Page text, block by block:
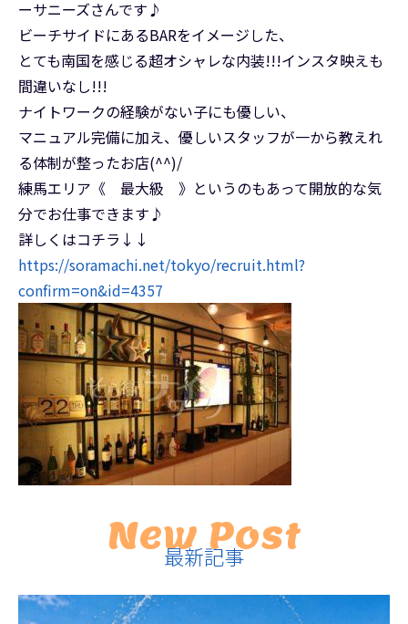
ーサニーズさんです♪
ビーチサイドにあるBARをイメージした、
とても南国を感じる超オシャレな内装!!!インスタ映えも
間違いなし!!!
ナイトワークの経験がない子にも優しい、
マニュアル完備に加え、優しいスタッフが一から教えれ
る体制が整ったお店(^^)/
練馬エリア《 最大級 》というのもあって開放的な気
分でお仕事できます♪
詳しくはコチラ↓↓
https://soramachi.net/tokyo/recruit.html?
confirm=on&id=4357
New Post
最新記事